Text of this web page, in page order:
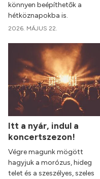
könnyen beépíthetők a
hétköznapokba is.
2026. MÁJUS 22.
Itt a nyár, indul a
koncertszezon!
Végre magunk mögött
hagyjuk a morózus, hideg
telet és a szeszélyes, szeles